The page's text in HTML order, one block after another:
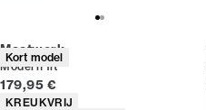
Kort model
Maatwerk
Modern fit
Huidige prijs
179,95 €
Producteigenschappen
KREUKVRIJ